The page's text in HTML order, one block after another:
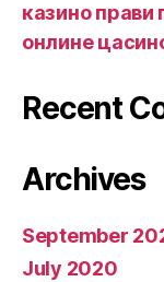
казино прави
онлине
Recent
Archives
September
July 2020